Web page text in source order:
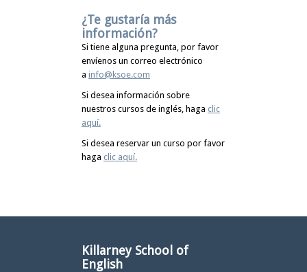
¿Te gustaría más
información?
Si tiene alguna pregunta, por favor
envíenos un correo electrónico
a info@ksoe.com
Si desea información sobre
nuestros cursos de inglés, haga clic
aquí.
Si desea reservar un curso por favor
haga clic aquí.
Killarney School of
English